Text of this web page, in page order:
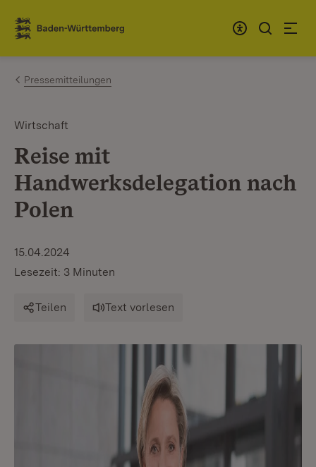
Zum Inhalt springen
Link zur Startseite
Pressemitteilungen
Wirtschaft
Reise mit
Handwerksdelegation nach
Polen
15.04.2024
Lesezeit: 3 Minuten
Teilen Text vorlesen